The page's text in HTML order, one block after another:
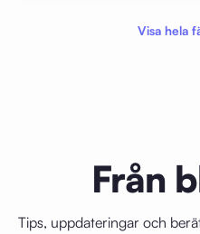
Visa hela
Från
Tips, uppdateringar och